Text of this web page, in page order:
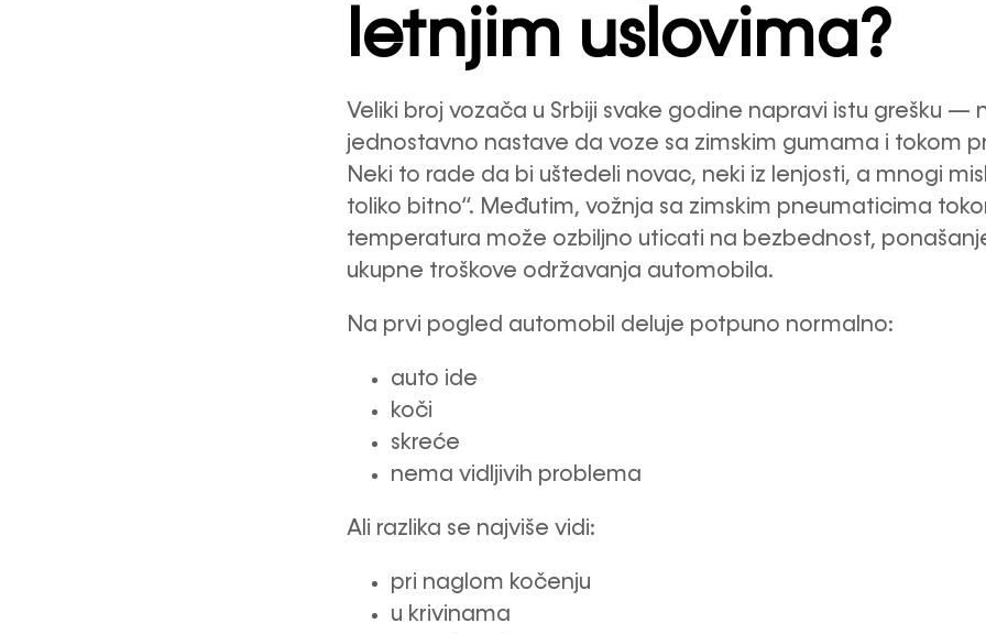
letnjim uslovima?
Veliki broj vozača u Srbiji svake godine napravi istu grešku —
jednostavno nastave da voze sa zimskim gumama i tokom
Neki to rade da bi uštedeli novac, neki iz lenjosti, a mnogi
toliko bitno“. Međutim, vožnja sa zimskim pneumaticima
temperatura može ozbiljno uticati na bezbednost,
ukupne troškove održavanja automobila.
Na prvi pogled automobil deluje potpuno normalno:
auto ide
koči
skreće
nema vidljivih problema
Ali razlika se najviše vidi:
pri naglom kočenju
u krivinama